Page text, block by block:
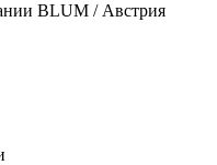
BLUM / Австрия